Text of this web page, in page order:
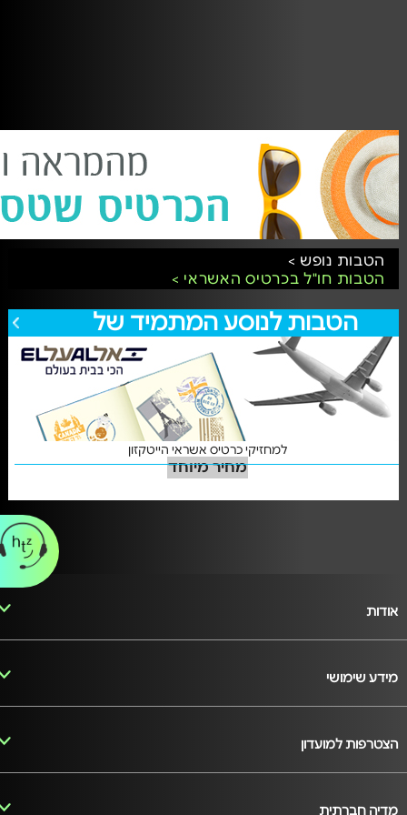
הטבות נופש >
הטבות חו"ל בכרטיס האשראי >
הטבות לנוסע המתמיד של
אל-על
לכל הצעות הטבות לנוסע המתמיד של אל-על
למחזיקי כרטיס אשראי הייטקזון
מחיר מיוחד
אודות
מידע שימושי
הצטרפות למועדון
מדיה חברתית